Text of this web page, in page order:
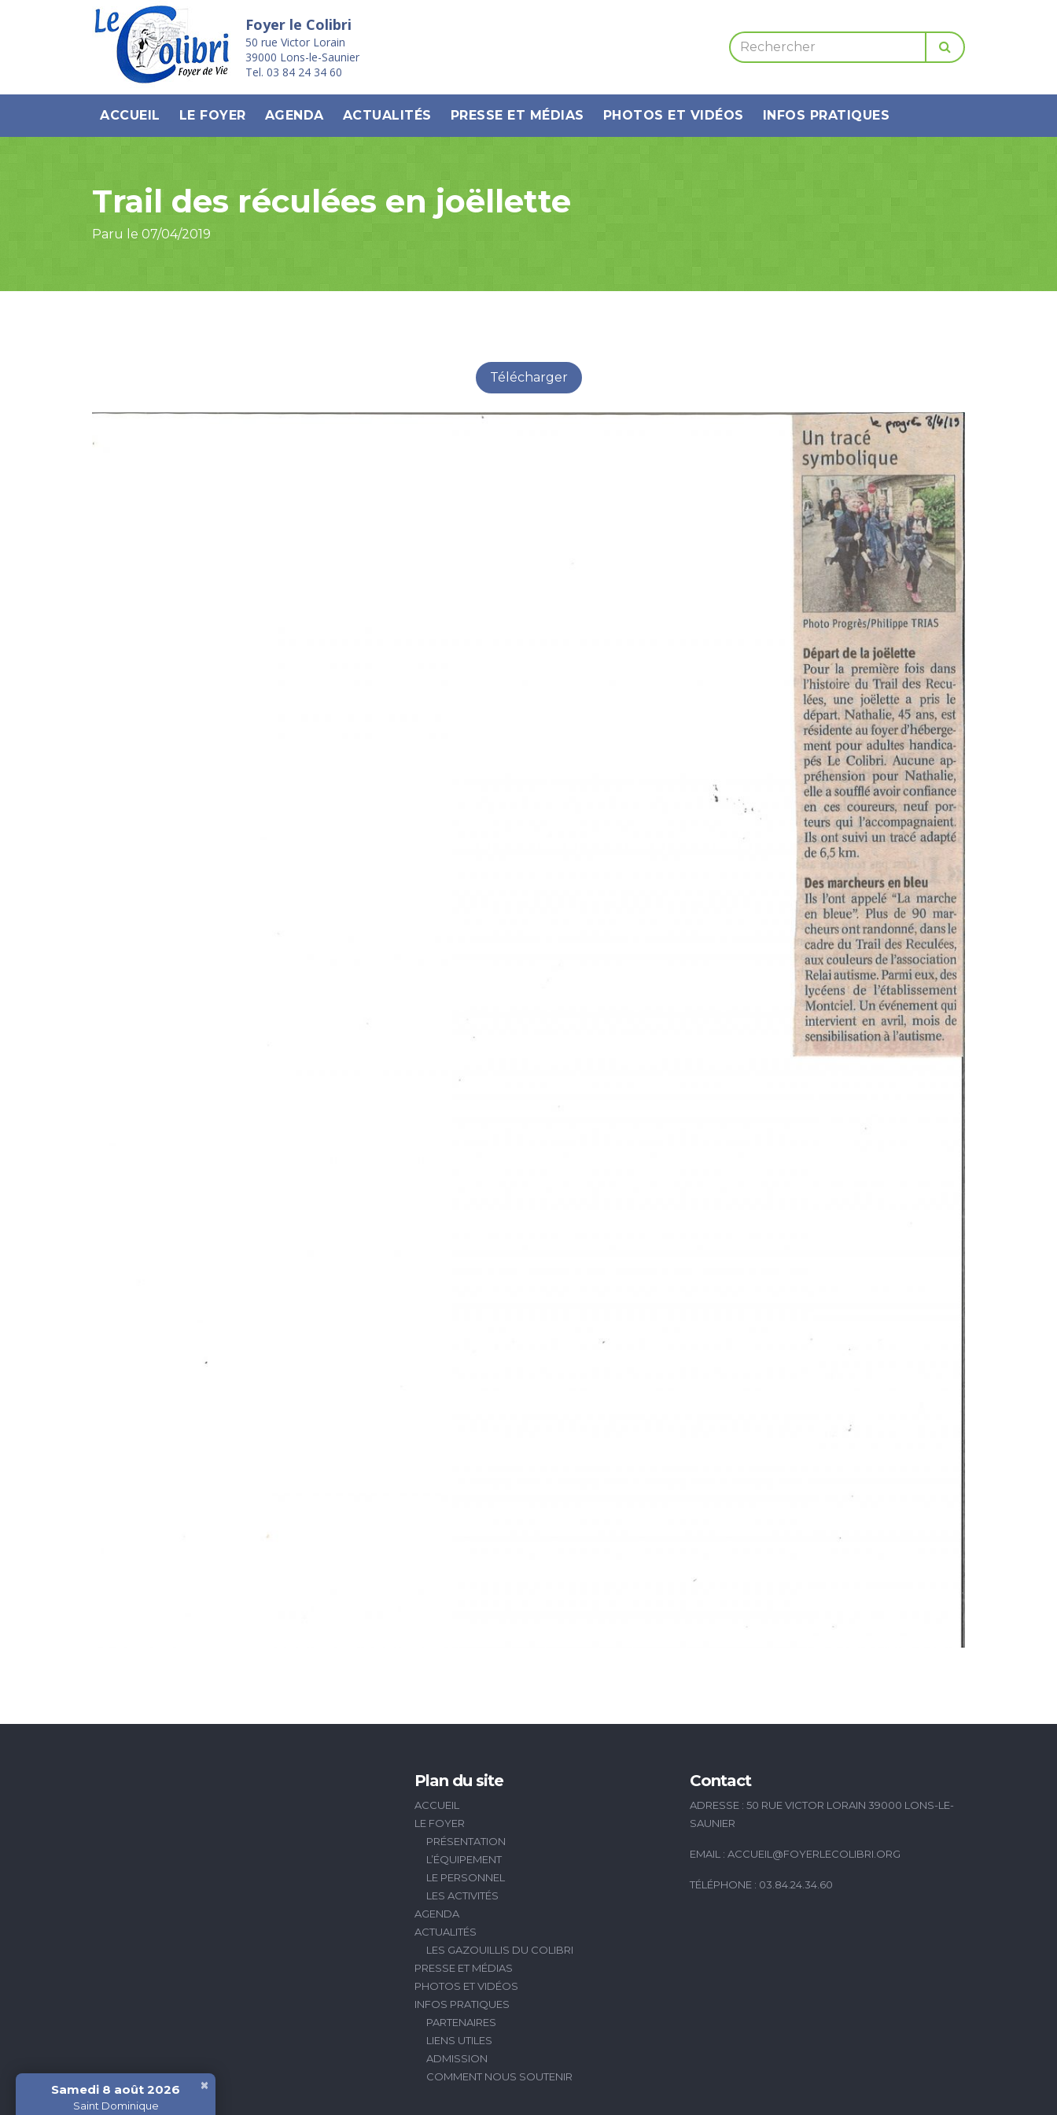
Foyer le Colibri
50 rue Victor Lorain
39000 Lons-le-Saunier
Tel. 03 84 24 34 60
ACCUEIL LE FOYER AGENDA ACTUALITÉS PRESSE ET MÉDIAS PHOTOS ET VIDÉOS INFOS PRATIQUES
Trail des réculées en joëllette
Paru le 07/04/2019
Télécharger
Plan du site
ACCUEIL
LE FOYER
PRÉSENTATION
L’ÉQUIPEMENT
LE PERSONNEL
LES ACTIVITÉS
AGENDA
ACTUALITÉS
LES GAZOUILLIS DU COLIBRI
PRESSE ET MÉDIAS
PHOTOS ET VIDÉOS
INFOS PRATIQUES
PARTENAIRES
LIENS UTILES
ADMISSION
COMMENT NOUS SOUTENIR
Contact
ADRESSE : 50 RUE VICTOR LORAIN 39000 LONS-LE-
SAUNIER
EMAIL : ACCUEIL@FOYERLECOLIBRI.ORG
TÉLÉPHONE : 03.84.24.34.60
Samedi 8 août 2026
Saint Dominique
×